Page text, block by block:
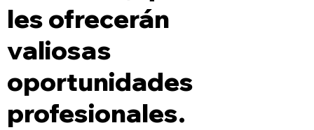
les ofrecerán
valiosas
oportunidades
profesionales.